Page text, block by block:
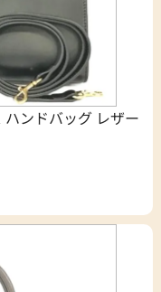
ンドバッグ レザー